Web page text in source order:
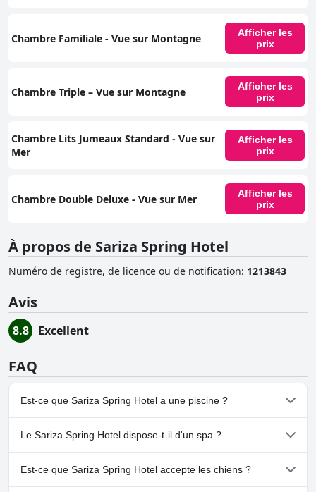
Chambre Familiale - Vue sur Montagne
Afficher les
prix
Chambre Triple – Vue sur Montagne
Afficher les
prix
Chambre Lits Jumeaux Standard - Vue sur
Mer
Afficher les
prix
Chambre Double Deluxe - Vue sur Mer
Afficher les
prix
À propos de Sariza Spring Hotel
Numéro de registre, de licence ou de notification: 1213843
Avis
8.8 Excellent
FAQ
Est-ce que Sariza Spring Hotel a une piscine ?
Oui, Sariza Spring Hotel dispose de piscine(s) appartenant à une
ou plusieurs des catégories suivantes : Piscine Extérieure.
Le Sariza Spring Hotel dispose-t-il d'un spa ?
Non, il n'y a pas de spa à Sariza Spring Hotel.
Est-ce que Sariza Spring Hotel accepte les chiens ?